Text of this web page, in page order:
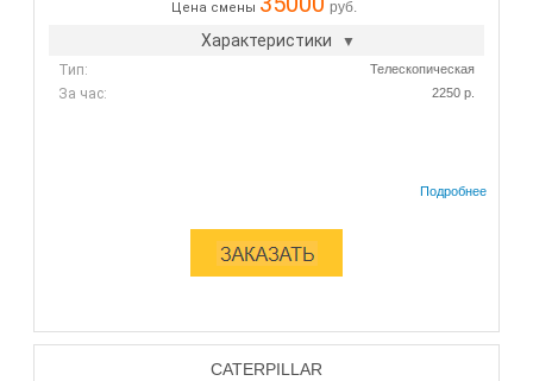
Цена смены руб.
Характеристики
Тип: Телескопическая
За час: 2250 р.
CATERPILLAR